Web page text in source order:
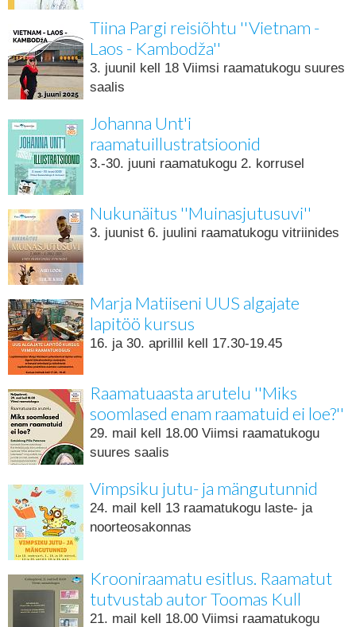
Tiina Pargi reisiõhtu ''Vietnam -
Laos - Kambodža''
3. juunil kell 18 Viimsi raamatukogu suures
saalis
Johanna Unt'i
raamatuillustratsioonid
3.-30. juuni raamatukogu 2. korrusel
Nukunäitus ''Muinasjutusuvi''
3. juunist 6. juulini raamatukogu vitriinides
Marja Matiiseni UUS algajate
lapitöö kursus
16. ja 30. aprillil kell 17.30-19.45
Raamatuaasta arutelu ''Miks
soomlased enam raamatuid ei loe?''
29. mail kell 18.00 Viimsi raamatukogu
suures saalis
Vimpsiku jutu- ja mängutunnid
24. mail kell 13 raamatukogu laste- ja
noorteosakonnas
Krooniraamatu esitlus. Raamatut
tutvustab autor Toomas Kull
21. mail kell 18.00 Viimsi raamatukogu